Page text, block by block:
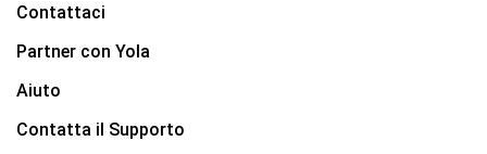
Contattaci
Partner con Yola
Aiuto
Contatta il Supporto